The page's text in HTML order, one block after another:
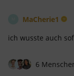
MaCherie1
ich wusste auch
6